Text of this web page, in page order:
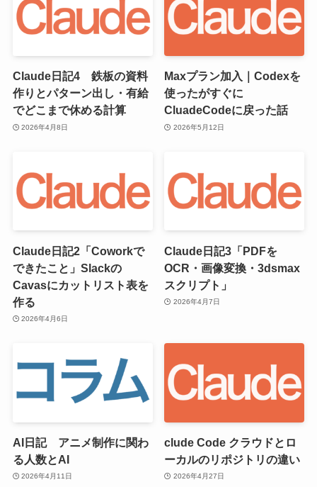
Claude日記4 鉄板の資料
作りとパターン出し・有給
でどこまで休める計算
2026年4月8日
Maxプラン加入｜Codexを
使ったがすぐに
CluadeCodeに戻った話
2026年5月12日
Claude日記2「Coworkで
できたこと」Slackの
Cavasにカットリスト表を
作る
2026年4月6日
Claude日記3「PDFを
OCR・画像変換・3dsmax
スクリプト」
2026年4月7日
AI日記 アニメ制作に関わ
る人数とAI
2026年4月11日
clude Code クラウドとロ
ーカルのリポジトリの違い
2026年4月27日